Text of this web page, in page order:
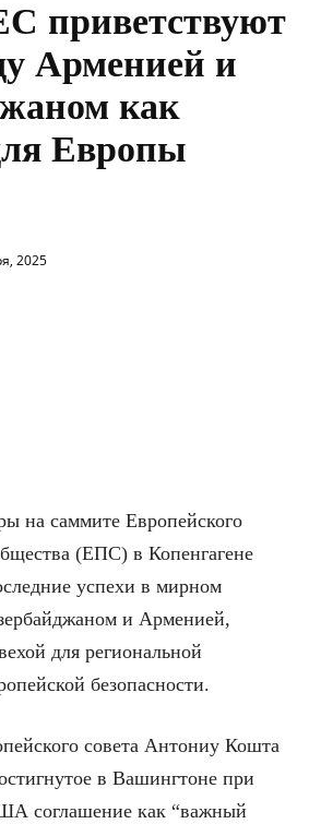
приветствуют
Арменией и
как
Европы
2025
на саммите Европейского
(ЕПС) в Копенгагене
успехи в мирном
и Арменией,
для региональной
безопасности.
совета Антониу Кошта
в Вашингтоне при
соглашение как “важный